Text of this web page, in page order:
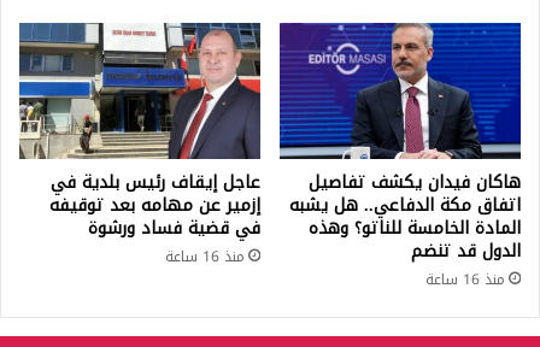
هاكان فيدان يكشف تفاصيل
اتفاق مكة الدفاعي.. هل يشبه
المادة الخامسة للناتو؟ وهذه
الدول قد تنضم
منذ 16 ساعة
عاجل إيقاف رئيس بلدية في
إزمير عن مهامه بعد توقيفه
في قضية فساد ورشوة
منذ 16 ساعة